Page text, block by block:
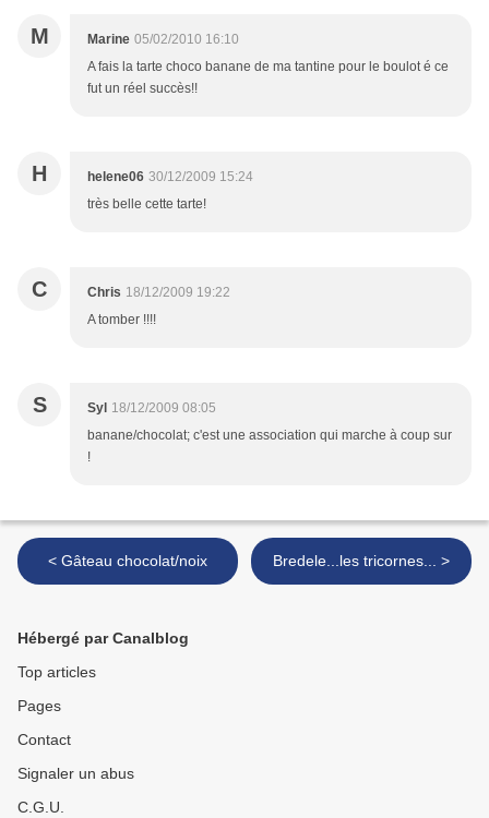
M Marine 05/02/2010 16:10
A fais la tarte choco banane de ma tantine pour le boulot é ce
fut un réel succès!!
H helene06 30/12/2009 15:24
très belle cette tarte!
C Chris 18/12/2009 19:22
A tomber !!!!
S Syl 18/12/2009 08:05
banane/chocolat; c'est une association qui marche à coup sur
!
< Gâteau chocolat/noix Bredele...les tricornes... >
Hébergé par Canalblog
Top articles
Pages
Contact
Signaler un abus
C.G.U.